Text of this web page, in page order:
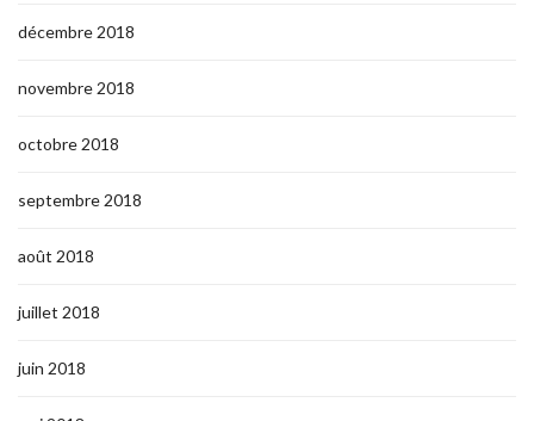
décembre 2018
novembre 2018
octobre 2018
septembre 2018
août 2018
juillet 2018
juin 2018